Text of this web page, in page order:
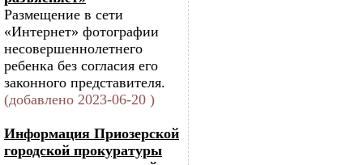
Размещение в сети
«Интернет» фотографии
несовершеннолетнего
ребенка без согласия его
законного представителя.
(добавлено 2023-06-20 )
Информация Приозерской
городской прокуратуры